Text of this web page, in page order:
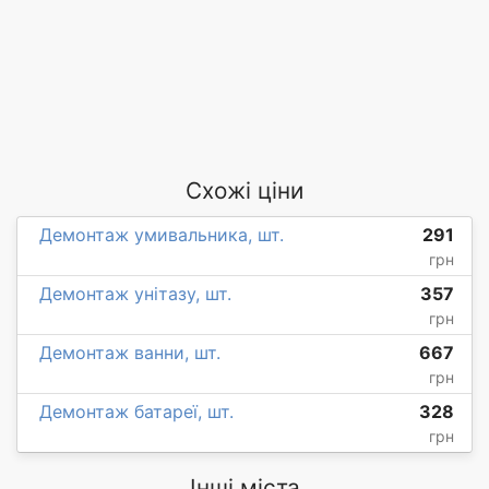
Схожі ціни
Демонтаж умивальника, шт. 291
грн
Демонтаж унітазу, шт. 357
грн
Демонтаж ванни, шт. 667
грн
Демонтаж батареї, шт. 328
грн